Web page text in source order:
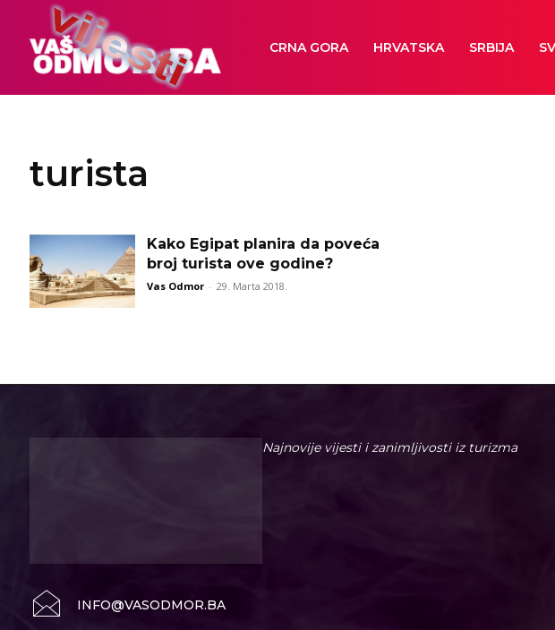
CRNA GORA HRVATSKA SRBIJA
turista
Kako Egipat planira da poveća
broj turista ove godine?
Vas Odmor - 29. Marta 2018.
Najnovije vijesti i zanimljivosti iz turizma
INFO@VASODMOR.BA